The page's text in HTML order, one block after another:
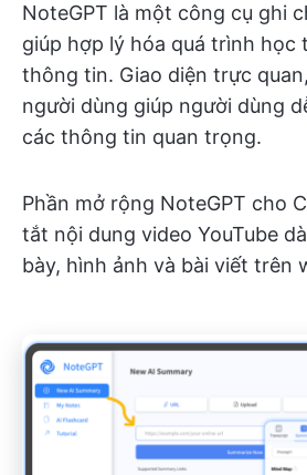
NoteGPT là một công cụ ghi
giúp hợp lý hóa quá trình học
thông tin. Giao diện trực
người dùng giúp người dùng
các thông tin quan trọng.
Phần mở rộng NoteGPT cho
tắt nội dung video YouTube
bày, hình ảnh và bài viết trên